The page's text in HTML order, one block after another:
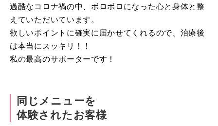
過酷なコロナ禍の中、ボロボロになった心と身体と整
えていただいています。
欲しいポイントに確実に届かせてくれるので、治療後
は本当にスッキリ！！
私の最高のサポーターです！
同じメニューを
体験されたお客様